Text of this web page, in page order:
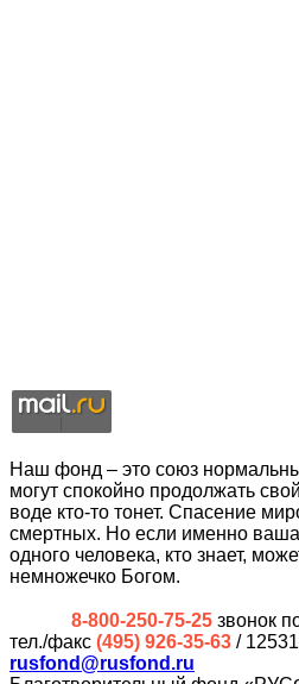
Наш фонд – это союз
могут спокойно продолжать
воде кто-то тонет. Спасение
смертных. Но если именно ваша
одного человека, кто знает,
немножечко Богом.
8-800-250-75-25 звонок
тел./факс (495) 926-35-63 /
rusfond@rusfond.ru